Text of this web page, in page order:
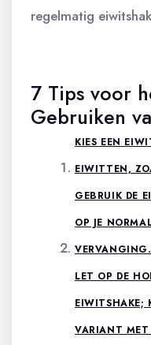
regelmatig
7 Tips voor
Gebruiken
KIES EEN
EIWITTEN,
GEBRUIK DE
OP JE
VERVANGING.
LET OP DE
EIWITSHAKE;
VARIANT